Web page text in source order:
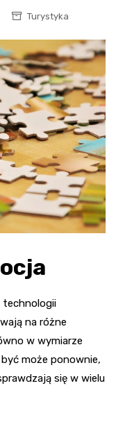
Turystyka
technologii
na różne
w wymiarze
może ponownie,
się w wielu